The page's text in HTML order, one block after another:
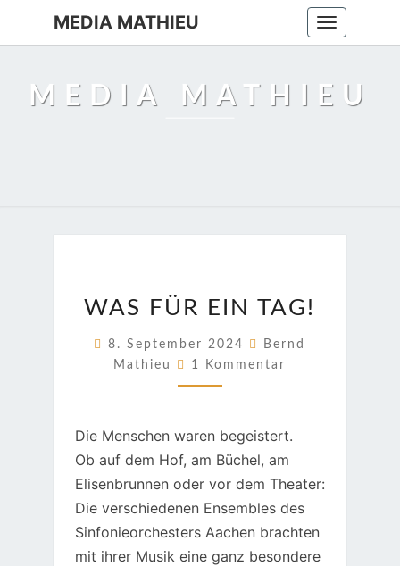
Toggle
navigation
MEDIA MATHIEU
MEDIA MATHIEU
FÜR
EIN
TAG!
WAS FÜR EIN TAG!
8. September 2024
Bernd
Mathieu
Kommentare
1 Kommentar
Die Menschen waren begeistert.
Ob auf dem Hof, am Büchel, am
Elisenbrunnen oder vor dem Theater:
Die verschiedenen Ensembles des
Sinfonieorchesters Aachen brachten
mit ihrer Musik eine ganz besondere